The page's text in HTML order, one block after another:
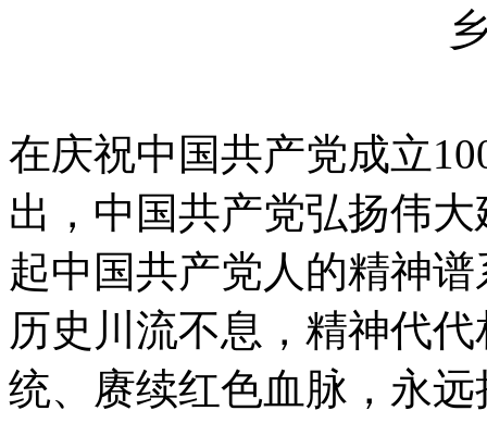
在庆祝中国共产党成立
出，中国共产党弘扬伟
起中国共产党人的精神
历史川流不息，精神代
统、赓续红色血脉，永